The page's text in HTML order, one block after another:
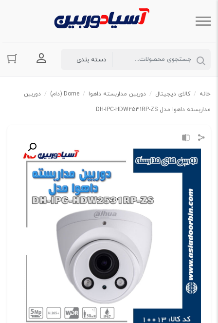
ورود به
خانه / کالای دیجیتال / دوربین مداربسته داهوا / Dome (دام) / دوربین
مداربسته داهوا مدل DH-IPC-HDW2531RP-ZS